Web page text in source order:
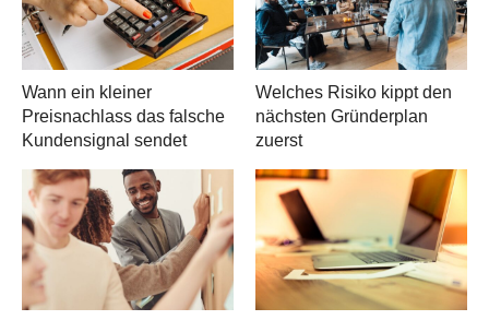
Wann ein kleiner
Preisnachlass das falsche
Kundensignal sendet
Welches Risiko kippt den
nächsten Gründerplan
zuerst